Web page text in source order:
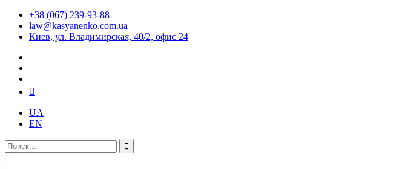
+38 (067) 239-93-88
law@kasyanenko.com.ua
Киев, ул. Владимирская, 40/2, офис 24
UA
EN